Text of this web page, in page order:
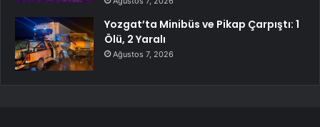
Yozgat’ta Minibüs ve Pikap Çarpıştı: 1
Ölü, 2 Yaralı
Ağustos 7, 2026